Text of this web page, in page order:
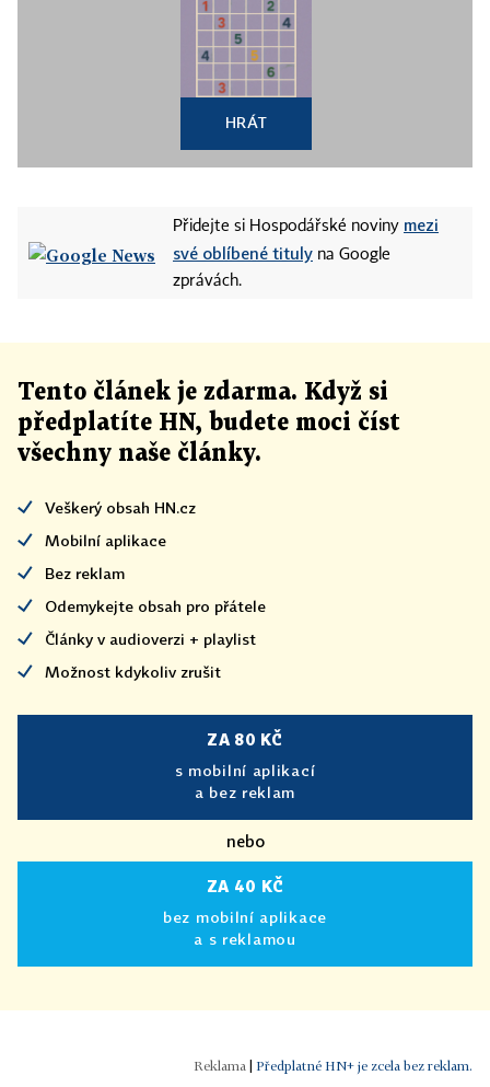
HRÁT
Přidejte si Hospodářské noviny mezi
své oblíbené tituly na Google
zprávách.
Tento článek je zdarma. Když si
předplatíte HN, budete moci číst
všechny naše články.
Veškerý obsah HN.cz
Mobilní aplikace
Bez reklam
Odemykejte obsah pro přátele
Články v audioverzi + playlist
Možnost kdykoliv zrušit
ZA 80 KČ
s mobilní aplikací
a bez reklam
nebo
ZA 40 KČ
bez mobilní aplikace
a s reklamou
Předplatné HN+ je zcela bez reklam.